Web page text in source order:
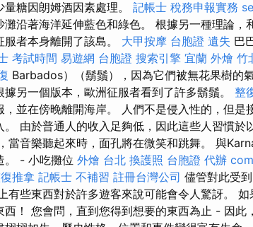
糖因朗姆酒因素處理。 記帳士 稅務申報實務
灘沿著海洋延伸藍色和綠色。 根據另一種理論，
者本身離開了該島。 大甲按摩 台胞證 遺失 巴
考試時間 易遊網 台胞證 搜索引擎 宜蘭 外燴 竹
Barbados）（鬍鬚），因為它們被無花果樹的
據另一個版本，歐洲征服者看到了許多鬍鬚。 整
，並在傍晚離開海岸。 人們不是侵入性的，但是
。 由於普通人的收入足夠低，因此這些人習慣於
當音樂聽起來時，面孔將在微笑和跳舞。 與
。 - 小吃攤位 外燴 台北 換護照 台胞證 代辦
推拿 記帳士 不補習 註冊台灣公司 儘管對此受
有些東西對於許多遊客來說可能會令人驚訝。
西！ 您會問，直到您得到想要的東西為止 - 因此